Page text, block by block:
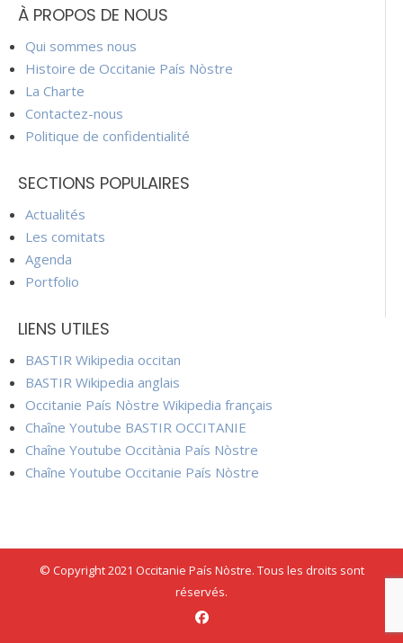
À PROPOS DE NOUS
Qui sommes nous
Histoire de Occitanie País Nòstre
La Charte
Contactez-nous
Politique de confidentialité
SECTIONS POPULAIRES
Actualités
Les comitats
Agenda
Portfolio
LIENS UTILES
BASTIR Wikipedia occitan
BASTIR Wikipedia anglais
Occitanie País Nòstre Wikipedia français
Chaîne Youtube BASTIR OCCITANIE
Chaîne Youtube Occitània País Nòstre
Chaîne Youtube Occitanie País Nòstre
© Copyright 2021 Occitanie País Nòstre. Tous les droits sont
réservés.